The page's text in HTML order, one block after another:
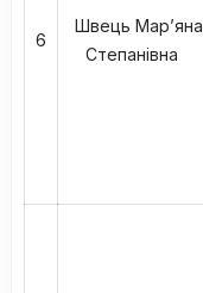
6
Швець Мар’яна
Степанівна